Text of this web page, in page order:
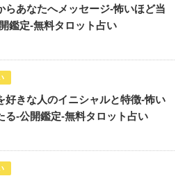
らあなたへメッセージ-怖いほど当
鑑定-無料タロット占い
好きな人のイニシャルと特徴-怖い
る-公開鑑定-無料タロット占い